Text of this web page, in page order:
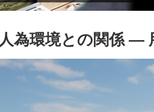
為環境との関係 ―